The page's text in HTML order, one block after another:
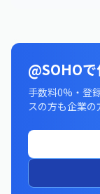
@SOHO
手数料0%・登
スの方も企業の